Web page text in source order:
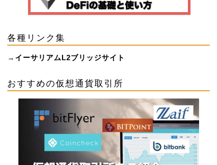
各種リンク集
→ イーサリアムL2ブリッジサイト
おすすめの仮想通貨取引所